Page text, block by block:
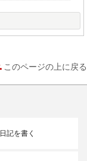
このページの上に戻る
日記を書く